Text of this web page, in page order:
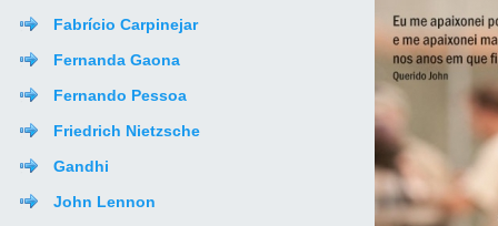
Fabrício Carpinejar
Fernanda Gaona
Fernando Pessoa
Friedrich Nietzsche
Gandhi
John Lennon